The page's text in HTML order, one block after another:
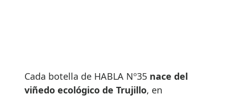
Cada botella de HABLA Nº35 nace del
viñedo ecológico de Trujillo, en